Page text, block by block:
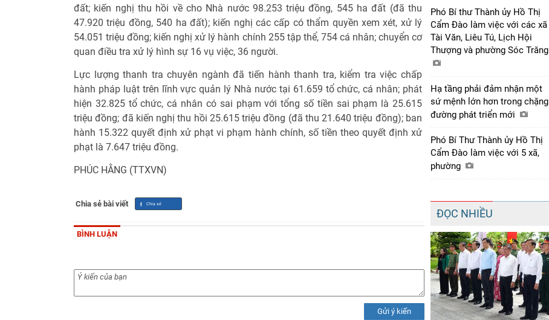
đất; kiến nghị thu hồi về cho Nhà nước 98.253 triệu đồng, 545 ha đất (đã thu
47.920 triệu đồng, 540 ha đất); kiến nghị các cấp có thẩm quyền xem xét, xử lý
54.051 triệu đồng; kiến nghị xử lý hành chính 255 tập thể, 754 cá nhân; chuyển cơ
quan điều tra xử lý hình sự 16 vụ việc, 36 người.
Lực lượng thanh tra chuyên ngành đã tiến hành thanh tra, kiểm tra việc chấp
hành pháp luật trên lĩnh vực quản lý Nhà nước tại 61.659 tổ chức, cá nhân; phát
hiện 32.825 tổ chức, cá nhân có sai phạm với tổng số tiền sai phạm là 25.615
triệu đồng; đã kiến nghị thu hồi 25.615 triệu đồng (đã thu 21.640 triệu đồng); ban
hành 15.322 quyết định xử phạt vi phạm hành chính, số tiền theo quyết định xử
phạt là 7.647 triệu đồng.
PHÚC HẰNG (TTXVN)
Chia sẻ bài viết
BÌNH LUẬN
Gửi ý kiến
Phó Bí thư Thành ủy Hồ Thị
Cẩm Đào làm việc với các xã
Tài Văn, Liêu Tú, Lịch Hội
Thượng và phường Sóc Trăng
Hạ tầng phải đảm nhận một
sứ mệnh lớn hơn trong chặng
đường phát triển mới
Phó Bí Thư Thành ủy Hồ Thị
Cẩm Đào làm việc với 5 xã,
phường
ĐỌC NHIỀU